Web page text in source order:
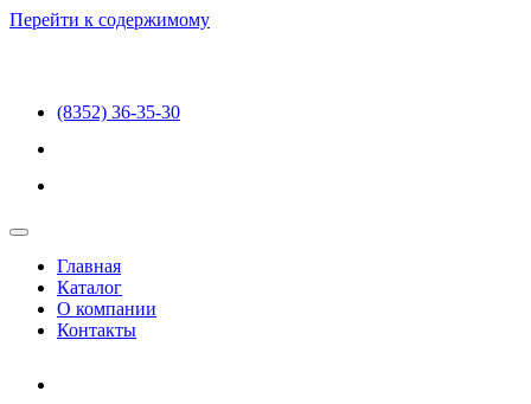
Перейти к содержимому
(8352) 36-35-30
Главная
Каталог
О компании
Контакты